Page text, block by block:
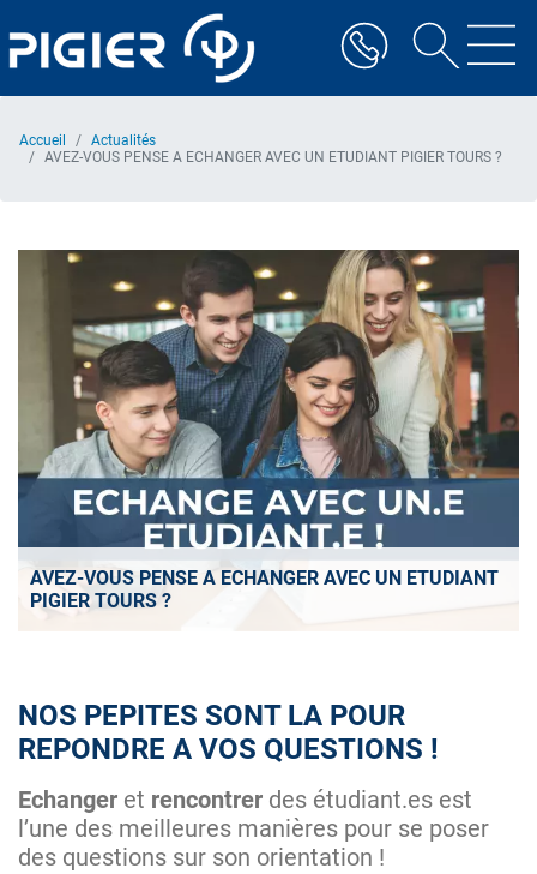
au
contenu
Accueil
Actualités
AVEZ-VOUS PENSE A ECHANGER AVEC UN ETUDIANT PIGIER TOURS ?
AVEZ-VOUS PENSE A ECHANGER AVEC UN ETUDIANT
PIGIER TOURS ?
NOS PEPITES SONT LA POUR
REPONDRE A VOS QUESTIONS !
Echanger et rencontrer des étudiant.es est
l’une des meilleures manières pour se poser
des questions sur son orientation !